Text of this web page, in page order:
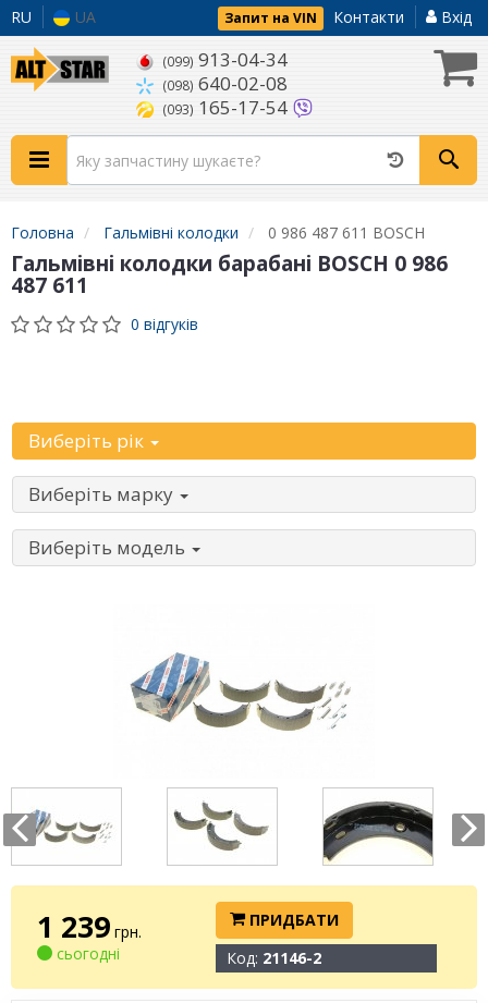
RU UA Запит на VIN Контакти Вхід
(099) 913-04-34
(098) 640-02-08
(093) 165-17-54
Головна Гальмівні колодки 0 986 487 611 BOSCH
Гальмівні колодки барабані BOSCH 0 986
487 611
0 відгуків
Виберіть рік
Виберіть марку
Виберіть модель
1 239 грн.
сьогодні
ПРИДБАТИ
Код: 21146-2